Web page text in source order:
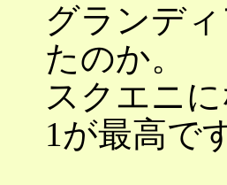
グランデ
たのか。
スクエニ
1が最高で